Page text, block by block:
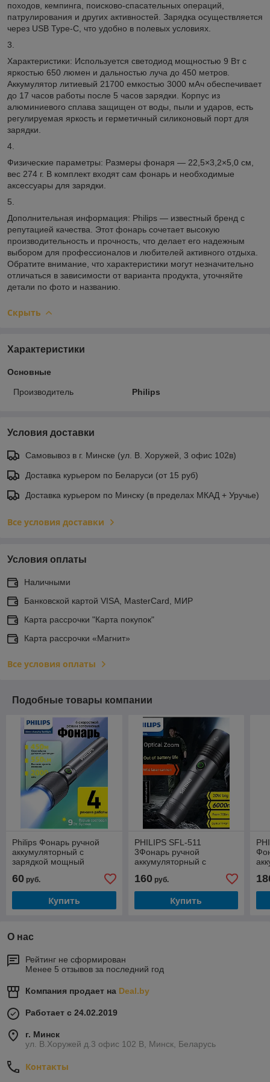
походов, кемпинга, поисково-спасательных операций,
патрулирования и других активностей. Зарядка осуществляется
через USB Type-C, что удобно в полевых условиях.
3.
Характеристики: Используется светодиод мощностью 9 Вт с
яркостью 650 люмен и дальностью луча до 450 метров.
Аккумулятор литиевый 21700 емкостью 3000 мАч обеспечивает
до 17 часов работы после 5 часов зарядки. Корпус из
алюминиевого сплава защищен от воды, пыли и ударов, есть
регулируемая яркость и герметичный силиконовый порт для
зарядки.
4.
Физические параметры: Размеры фонаря — 22,5×3,2×5,0 см,
вес 274 г. В комплект входят сам фонарь и необходимые
аксессуары для зарядки.
5.
Дополнительная информация: Philips — известный бренд с
репутацией качества. Этот фонарь сочетает высокую
производительность и прочность, что делает его надежным
выбором для профессионалов и любителей активного отдыха.
Обратите внимание, что характеристики могут незначительно
отличаться в зависимости от варианта продукта, уточняйте
детали по фото и названию.
Скрыть
Характеристики
Основные
Производитель Philips
Условия доставки
Самовывоз в г. Минске (ул. В. Хоружей, 3 офис 102в)
Доставка курьером по Беларуси (от 15 руб)
Доставка курьером по Минску (в пределах МКАД + Уручье)
Все условия доставки
Условия оплаты
Наличными
Банковской картой VISA, MasterCard, МИР
Карта рассрочки "Карта покупок"
Карта рассрочки «Магнит»
Все условия оплаты
Подобные товары компании
Philips Фонарь ручной
аккумуляторный с
зарядкой мощный
60 руб.
Купить
PHILIPS SFL-511
3Фонарь ручной
аккумуляторный с
160руб.
Купить
О нас
Рейтинг не сформирован
Менее 5 отзывов за последний год
Компания продает на Deal.by
Работает с 24.02.2019
г. Минск
ул. В.Хоружей д.3 офис 102 В, Минск, Беларусь
Контакты